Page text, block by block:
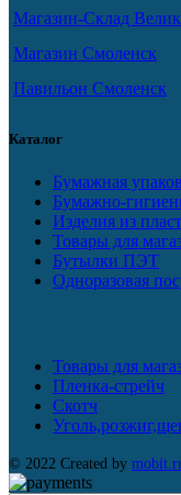
Магазин-Склад
Магазин Смоленск
Павильон Смоленск
Каталог
Бумажная
Бумажно-
Изделия из
Товары для
Бутылки ПЭТ
Одноразовая
Товары для
Пленка-стрейч
Скотч
© 2022 Created by